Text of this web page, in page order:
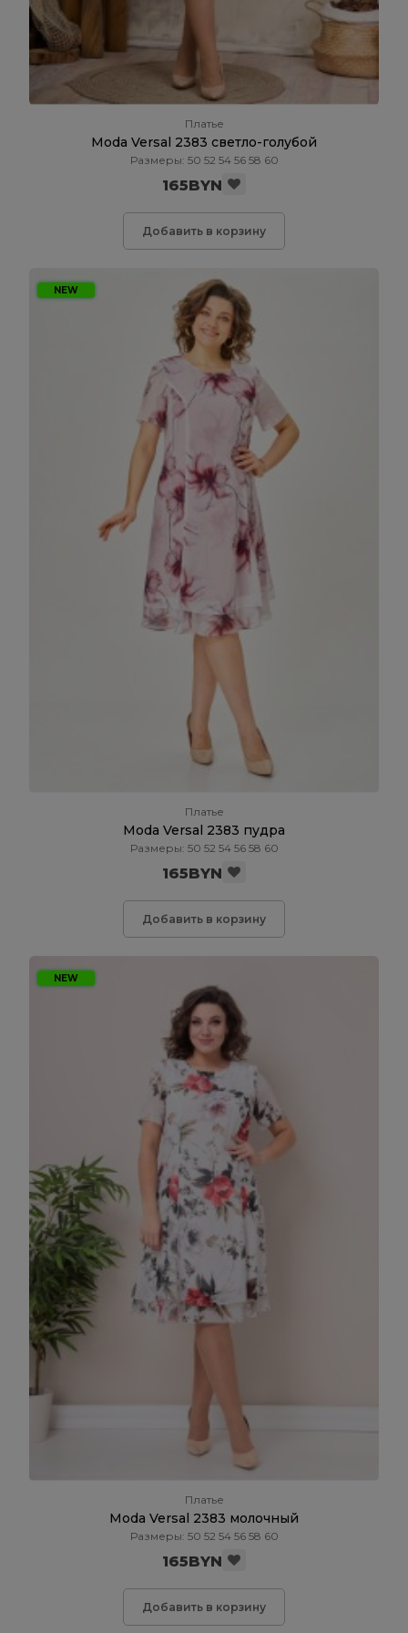
Платье
Moda Versal 2383 светло-голубой
Размеры: 50 52 54 56 58 60
165BYN
Добавить в корзину
NEW
Платье
Moda Versal 2383 пудра
Размеры: 50 52 54 56 58 60
165BYN
Добавить в корзину
NEW
Платье
Moda Versal 2383 молочный
Размеры: 50 52 54 56 58 60
165BYN
Добавить в корзину